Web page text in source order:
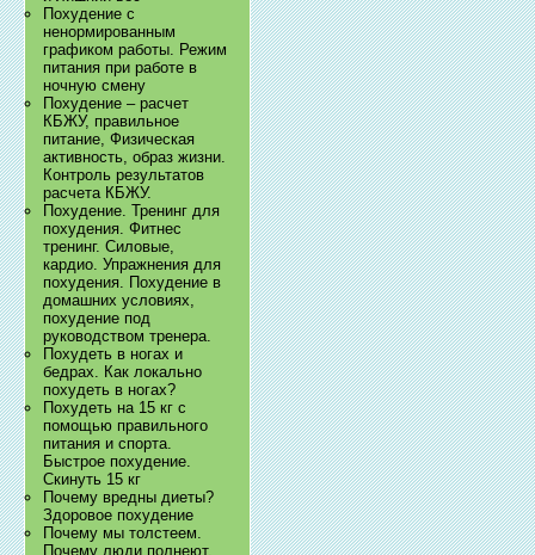
Похудение с
ненормированным
графиком работы. Режим
питания при работе в
ночную смену
Похудение – расчет
КБЖУ, правильное
питание, Физическая
активность, образ жизни.
Контроль результатов
расчета КБЖУ.
Похудение. Тренинг для
похудения. Фитнес
тренинг. Силовые,
кардио. Упражнения для
похудения. Похудение в
домашних условиях,
похудение под
руководством тренера.
Похудеть в ногах и
бедрах. Как локально
похудеть в ногах?
Похудеть на 15 кг с
помощью правильного
питания и спорта.
Быстрое похудение.
Скинуть 15 кг
Почему вредны диеты?
Здоровое похудение
Почему мы толстеем.
Почему люди полнеют.